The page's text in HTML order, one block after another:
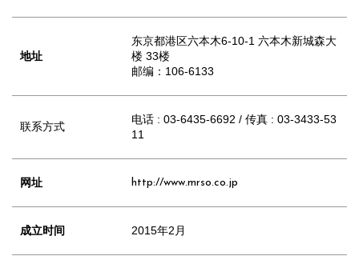
地址
东京都港区六本木6-10-1 六本木新城森大
楼 33楼
邮编：106-6133
联系方式
电话 : 03-6435-6692 / 传真 : 03-3433-53
11
网址 http://www.mrso.co.jp
成立时间 2015年2月